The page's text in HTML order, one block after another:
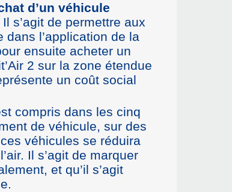
d’un véhicule
s’agit de permettre aux
l’application de la
ensuite acheter un
2 sur la zone étendue
un coût social
compris dans les cinq
de véhicule, sur des
véhicules se réduira
Il s’agit de marquer
et qu’il s’agit